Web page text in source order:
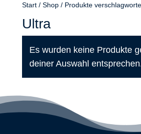
Start/ Shop/ Produkte
Ultra
Es wurden keine Produkte
deiner Auswahl